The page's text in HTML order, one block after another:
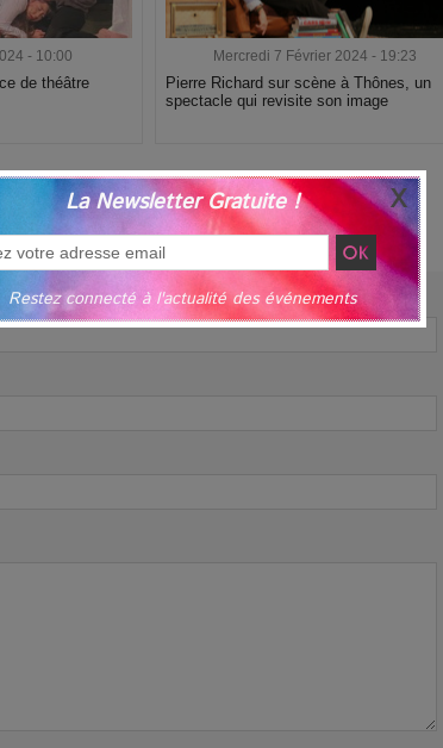
- 10:00
de théâtre
Mercredi 7 Février 2024 - 19:23
Pierre Richard sur scène à Thônes, un
spectacle qui revisite son image
Papier La Newsletter Gratuite !
Restez connecté à l'actualité des événements